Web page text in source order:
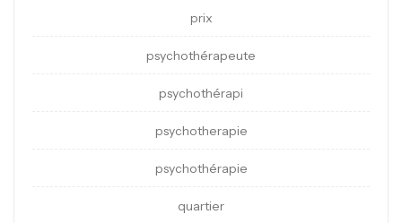
prix
psychothérapeute
psychothérapi
psychotherapie
psychothérapie
quartier